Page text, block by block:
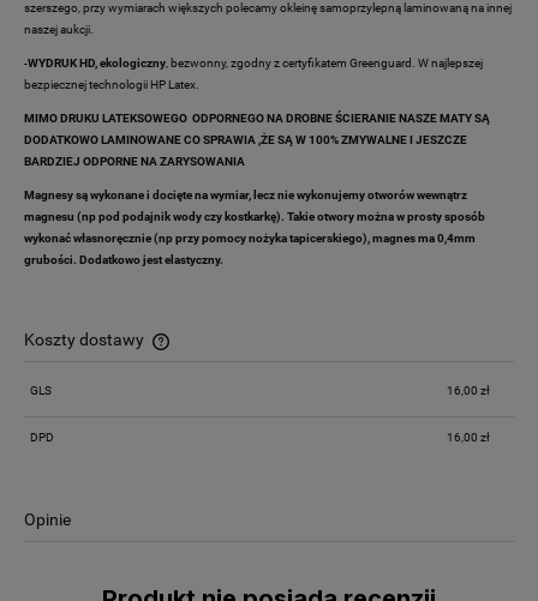
szerszego, przy wymiarach większych polecamy okleinę samoprzylepną laminowaną na innej
naszej aukcji.
-WYDRUK HD, ekologiczny, bezwonny, zgodny z certyfikatem Greenguard. W najlepszej
bezpiecznej technologii HP Latex.
MIMO DRUKU LATEKSOWEGO ODPORNEGO NA DROBNE ŚCIERANIE NASZE MATY SĄ
DODATKOWO LAMINOWANE CO SPRAWIA ,ŻE SĄ W 100% ZMYWALNE I JESZCZE
BARDZIEJ ODPORNE NA ZARYSOWANIA
Magnesy są wykonane i docięte na wymiar, lecz nie wykonujemy otworów wewnątrz
magnesu (np pod podajnik wody czy kostkarkę). Takie otwory można w prosty sposób
wykonać własnoręcznie (np przy pomocy nożyka tapicerskiego), magnes ma 0,4mm
grubości. Dodatkowo jest elastyczny.
Koszty dostawy
Cena nie zawiera ewentualnych kosztów płatności
GLS 16,00 zł
DPD 16,00 zł
Opinie